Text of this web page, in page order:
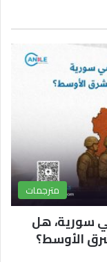
ق
ا
م
مترجمات
سورية، هل
الأوسط؟